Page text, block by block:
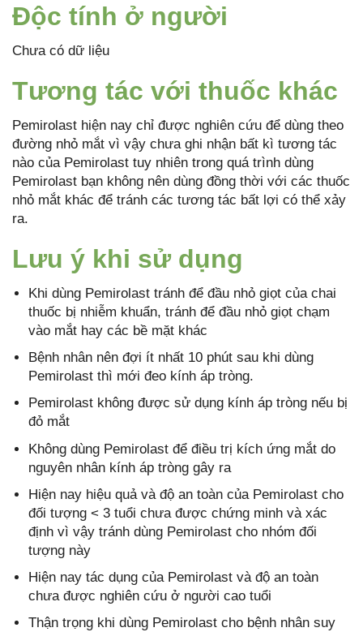
Độc tính ở người
Chưa có dữ liệu
Tương tác với thuốc khác
Pemirolast hiện nay chỉ được nghiên cứu để dùng theo
đường nhỏ mắt vì vậy chưa ghi nhận bất kì tương tác
nào của Pemirolast tuy nhiên trong quá trình dùng
Pemirolast bạn không nên dùng đồng thời với các thuốc
nhỏ mắt khác để tránh các tương tác bất lợi có thể xảy
ra.
Lưu ý khi sử dụng
Khi dùng Pemirolast tránh để đầu nhỏ giọt của chai
thuốc bị nhiễm khuẩn, tránh để đầu nhỏ giọt chạm
vào mắt hay các bề mặt khác
Bệnh nhân nên đợi ít nhất 10 phút sau khi dùng
Pemirolast thì mới đeo kính áp tròng.
Pemirolast không được sử dụng kính áp tròng nếu bị
đỏ mắt
Không dùng Pemirolast để điều trị kích ứng mắt do
nguyên nhân kính áp tròng gây ra
Hiện nay hiệu quả và độ an toàn của Pemirolast cho
đối tượng < 3 tuổi chưa được chứng minh và xác
định vì vậy tránh dùng Pemirolast cho nhóm đối
tượng này
Hiện nay tác dụng của Pemirolast và độ an toàn
chưa được nghiên cứu ở người cao tuổi
Thận trọng khi dùng Pemirolast cho bệnh nhân suy